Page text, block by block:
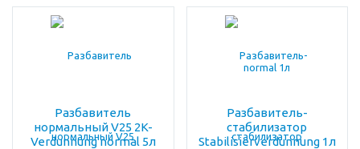
Разбавитель
нормальный V25 2K-
Verdunnung normal 5л
Разбавитель-
стабилизатор
Stabilisierverdunnung 1л